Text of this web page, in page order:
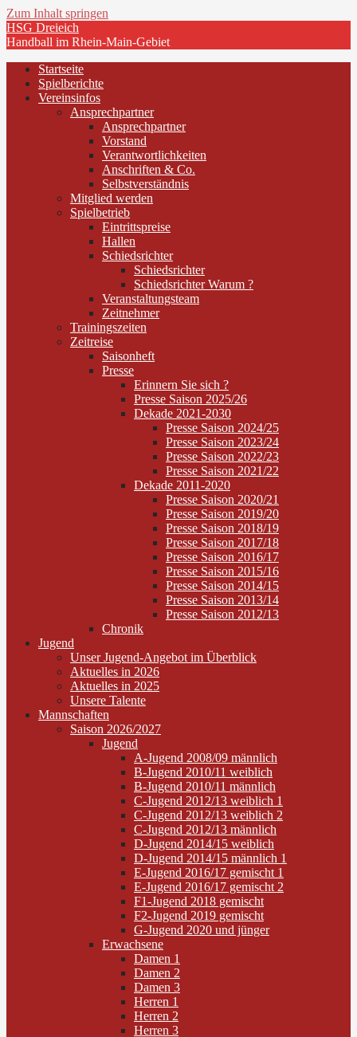
Zum Inhalt springen
HSG Dreieich
Handball im Rhein-Main-Gebiet
Startseite
Spielberichte
Vereinsinfos
Ansprechpartner
Ansprechpartner
Vorstand
Verantwortlichkeiten
Anschriften & Co.
Selbstverständnis
Mitglied werden
Spielbetrieb
Eintrittspreise
Hallen
Schiedsrichter
Schiedsrichter
Schiedsrichter Warum ?
Veranstaltungsteam
Zeitnehmer
Trainingszeiten
Zeitreise
Saisonheft
Presse
Erinnern Sie sich ?
Presse Saison 2025/26
Dekade 2021-2030
Presse Saison 2024/25
Presse Saison 2023/24
Presse Saison 2022/23
Presse Saison 2021/22
Dekade 2011-2020
Presse Saison 2020/21
Presse Saison 2019/20
Presse Saison 2018/19
Presse Saison 2017/18
Presse Saison 2016/17
Presse Saison 2015/16
Presse Saison 2014/15
Presse Saison 2013/14
Presse Saison 2012/13
Chronik
Jugend
Unser Jugend-Angebot im Überblick
Aktuelles in 2026
Aktuelles in 2025
Unsere Talente
Mannschaften
Saison 2026/2027
Jugend
A-Jugend 2008/09 männlich
B-Jugend 2010/11 weiblich
B-Jugend 2010/11 männlich
C-Jugend 2012/13 weiblich 1
C-Jugend 2012/13 weiblich 2
C-Jugend 2012/13 männlich
D-Jugend 2014/15 weiblich
D-Jugend 2014/15 männlich 1
E-Jugend 2016/17 gemischt 1
E-Jugend 2016/17 gemischt 2
F1-Jugend 2018 gemischt
F2-Jugend 2019 gemischt
G-Jugend 2020 und jünger
Erwachsene
Damen 1
Damen 2
Damen 3
Herren 1
Herren 2
Herren 3